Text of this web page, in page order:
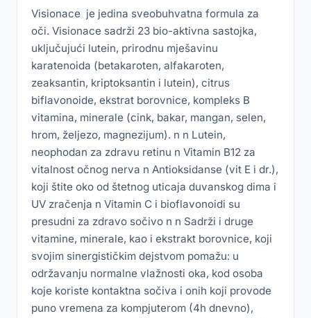
Visionace je jedina sveobuhvatna formula za
oči. Visionace sadrži 23 bio-aktivna sastojka,
uključujući lutein, prirodnu mješavinu
karatenoida (betakaroten, alfakaroten,
zeaksantin, kriptoksantin i lutein), citrus
biflavonoide, ekstrat borovnice, kompleks B
vitamina, minerale (cink, bakar, mangan, selen,
hrom, željezo, magnezijum). n n Lutein,
neophodan za zdravu retinu n Vitamin B12 za
vitalnost očnog nerva n Antioksidanse (vit E i dr.),
koji štite oko od štetnog uticaja duvanskog dima i
UV zračenja n Vitamin C i bioflavonoidi su
presudni za zdravo sočivo n n Sadrži i druge
vitamine, minerale, kao i ekstrakt borovnice, koji
svojim sinergističkim dejstvom pomažu: u
održavanju normalne vlažnosti oka, kod osoba
koje koriste kontaktna sočiva i onih koji provode
puno vremena za kompjuterom (4h dnevno),